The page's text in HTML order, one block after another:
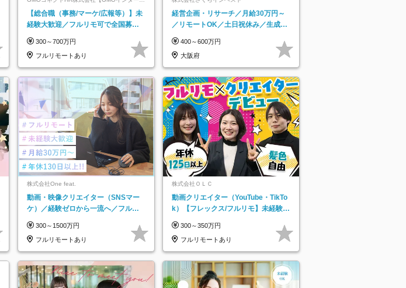
ットグループ】
【総合職（事務/マーケ/広報等）】未
経験大歓迎／フルリモ可で全国募
★
300～700万円
フルリモートあり
経営企画・リサーチ／月給30万円～
／リモートOK／土日祝休み／生成AI
400～600万円
大阪府
株式会社One feat.
動画・映像クリエイター（SNSマー
ケ）／経験ゼロから一流へ／フルリ
日以上
300～1500万円
フルリモートあり
株式会社ＯＬＣ
動画クリエイター（YouTube・TikTo
k）【フレックス/フルリモ】未経験O
300～350万円
フルリモートあり